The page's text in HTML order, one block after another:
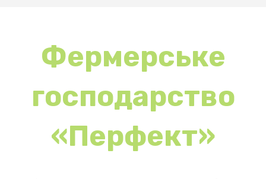
Фермерське
господарство
«Перфект»